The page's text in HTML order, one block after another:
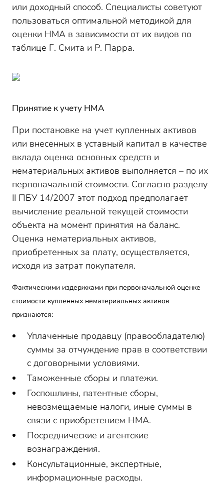
или доходный способ. Специалисты советуют
пользоваться оптимальной методикой для
оценки НМА в зависимости от их видов по
таблице Г. Смита и Р. Парра.
Принятие к учету НМА
При постановке на учет купленных активов
или внесенных в уставный капитал в качестве
вклада оценка основных средств и
нематериальных активов выполняется – по их
первоначальной стоимости. Согласно разделу
II ПБУ 14/2007 этот подход предполагает
вычисление реальной текущей стоимости
объекта на момент принятия на баланс.
Оценка нематериальных активов,
приобретенных за плату, осуществляется,
исходя из затрат покупателя.
Фактическими издержками при первоначальной оценке
стоимости купленных нематериальных активов
признаются:
Уплаченные продавцу (правообладателю)
суммы за отчуждение прав в соответствии
с договорными условиями.
Таможенные сборы и платежи.
Госпошлины, патентные сборы,
невозмещаемые налоги, иные суммы в
связи с приобретением НМА.
Посреднические и агентские
вознаграждения.
Консультационные, экспертные,
информационные расходы.